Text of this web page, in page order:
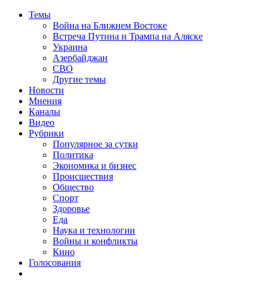
Темы
Война на Ближнем Востоке
Встреча Путина и Трампа на Аляске
Украина
Азербайджан
СВО
Другие темы
Новости
Мнения
Каналы
Видео
Рубрики
Популярное за сутки
Политика
Экономика и бизнес
Происшествия
Общество
Спорт
Здоровье
Еда
Наука и технологии
Войны и конфликты
Кино
Голосования